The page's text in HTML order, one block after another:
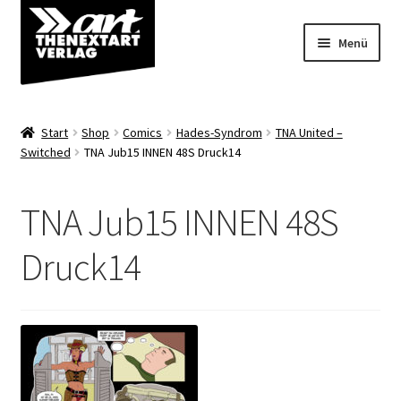
Zur
Navigation
springen
Zum
Inhalt
springen
Menü
Shop
Start Shop Comics Hades-Syndrom
TNA United –
Switched
TNA Jub15 INNEN 48S Druck14
TNA Jub15 INNEN 48S
Druck14